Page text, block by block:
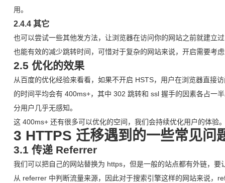
用。
2.4.4 其它
也可以尝试一些其他发方法，让浏览器在访问你的网站之前就建立
也能有效的减少跳转时间，可惜对于复杂的网站来说，开启需要考
2.5 优化的效果
从百度的优化经验来看看，如果不开启 HSTS，用户在浏览器直接
的时间平均会有 400ms+，其中 302 跳转和 ssl 握手的因素各占一
分用户几乎无感知。
这 400ms+ 还有很多可以优化的空间，我们会持续优化用户的体验
3 HTTPS 迁移遇到的一些常见问
3.1 传递 Referrer
我们可以把自己的网站替换为 https，但是一般的站点都有外链，
从 referrer 中判断流量来源，因此对于搜索引擎这样的网站来说，